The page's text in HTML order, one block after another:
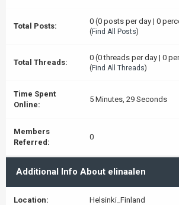
Total Posts:
0 (0 posts per day | 0
( Find All Posts)
Total Threads:
0 (0 threads per day | 0
( Find All Threads)
Time Spent
Online:
5 Minutes, 29 Seconds
Members
Referred:
0
Additional Info About elinaalen
Location: Helsinki_Finland